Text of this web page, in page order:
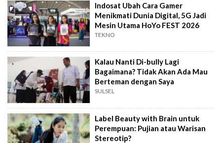
Indosat Ubah Cara Gamer
Menikmati Dunia Digital, 5G Jadi
Mesin Utama HoYo FEST 2026
TEKNO
Kalau Nanti Di-bully Lagi
Bagaimana? Tidak Akan Ada Mau
Berteman dengan Saya
SULSEL
Label Beauty with Brain untuk
Perempuan: Pujian atau Warisan
Stereotip?